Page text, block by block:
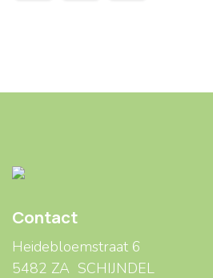
Contact
Heidebloemstraat 6
5482 ZA SCHIJNDEL